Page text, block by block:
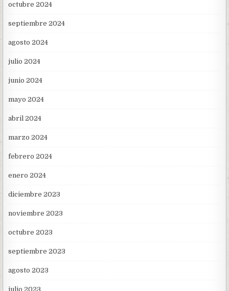
octubre 2024
septiembre 2024
agosto 2024
julio 2024
junio 2024
mayo 2024
abril 2024
marzo 2024
febrero 2024
enero 2024
diciembre 2023
noviembre 2023
octubre 2023
septiembre 2023
agosto 2023
julio 2023